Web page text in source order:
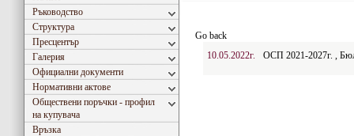
Ръководство
Структура
Пресцентър
Галерия
Официални документи
Нормативни актове
Обществени поръчки - профил
на купувача
Връзка
Go back
10.05.2022г.
ОСП 2021-2027г. ,